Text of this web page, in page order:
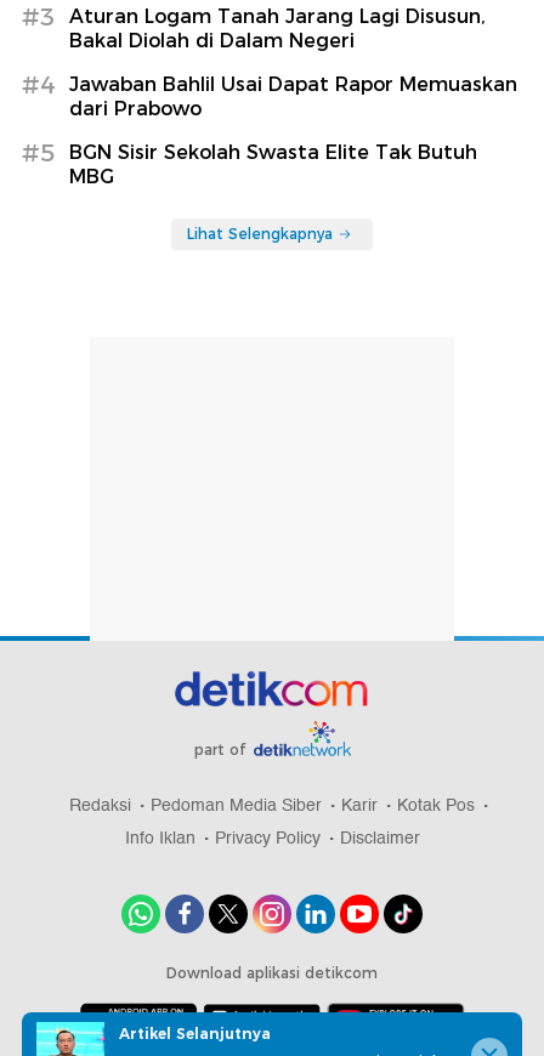
#3
Aturan Logam Tanah Jarang Lagi Disusun,
Bakal Diolah di Dalam Negeri
#4
Jawaban Bahlil Usai Dapat Rapor Memuaskan
dari Prabowo
#5
BGN Sisir Sekolah Swasta Elite Tak Butuh
MBG
Lihat Selengkapnya
part of
Redaksi Pedoman Media Siber Karir
Kotak Pos
Info Iklan
Privacy Policy Disclaimer
Download aplikasi detikcom
Artikel Selanjutnya